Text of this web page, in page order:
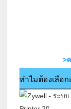
>
ทำไมต้องเลือก